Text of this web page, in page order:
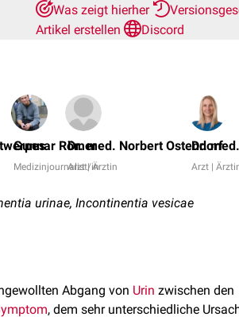
Was zeigt hierher
Artikel erstellen
Discord
Gunnar Römer
Medizinjournalist/in
Dr. med. Norbert Ostendorf
Arzt | Ärztin
Dr.
Arzt |
urinae, Incontinentia vesicae
Abgang von Urin zwischen den
, dem sehr unterschiedliche